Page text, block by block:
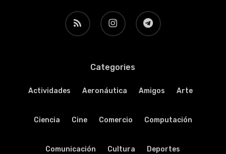
RSS instagram telegram
Categories
Actividades Aeronáutica Amigos Arte
Ciencia Cine Comercio Computación
Comunicación Cultura Deportes